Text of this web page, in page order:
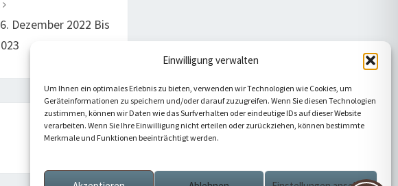
Einwilligung verwalten
Um Ihnen ein optimales Erlebnis zu bieten, verwenden wir Technologien wie Cookies, um
Geräteinformationen zu speichern und/oder darauf zuzugreifen. Wenn Sie diesen Technologien
zustimmen, können wir Daten wie das Surfverhalten oder eindeutige IDs auf dieser Website
verarbeiten. Wenn Sie Ihre Einwilligung nicht erteilen oder zurückziehen, können bestimmte
Merkmale und Funktionen beeinträchtigt werden.
Dezember 2022 Bis